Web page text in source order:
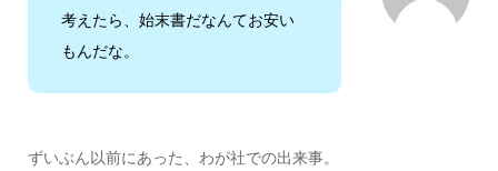
考えたら、始末書だなんてお安い
もんだな。
ずいぶん以前にあった、わが社での出来事。